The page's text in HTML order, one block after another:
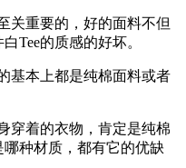
重要的，好的面料不但
Tee的质感的好坏。
本上都是纯棉面料或者
着的衣物，肯定是纯棉
种材质，都有它的优缺